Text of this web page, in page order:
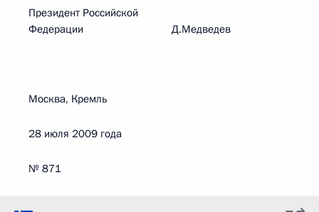
Президент Российской
Федерации Д.Медведев
Москва, Кремль
28 июля 2009 года
№ 871